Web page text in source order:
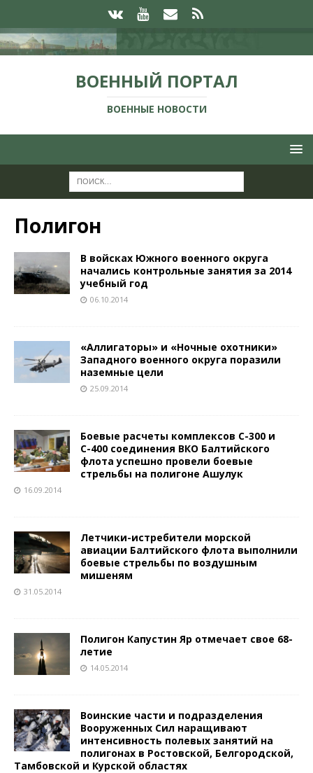
ВОЕННЫЙ ПОРТАЛ
ВОЕННЫЕ НОВОСТИ
Полигон
В войсках Южного военного округа
начались контрольные занятия за 2014
учебный год
06.10.2014
«Аллигаторы» и «Ночные охотники»
Западного военного округа поразили
наземные цели
25.09.2014
Боевые расчеты комплексов С-300 и
С-400 соединения ВКО Балтийского
флота успешно провели боевые
стрельбы на полигоне Ашулук
16.09.2014
Летчики-истребители морской
авиации Балтийского флота выполнили
боевые стрельбы по воздушным
мишеням
31.05.2014
Полигон Капустин Яр отмечает свое 68-
летие
14.05.2014
Воинские части и подразделения
Вооруженных Сил наращивают
интенсивность полевых занятий на
полигонах в Ростовской, Белгородской,
Тамбовской и Курской областях